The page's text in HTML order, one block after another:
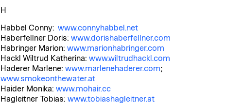
H
Habbel Conny: www.connyhabbel.net
Haberfellner Doris: www.dorishaberfellner.com
Habringer Marion: www.marionhabringer.com
Hackl Wiltrud Katherina: www.wiltrudhackl.com
Haderer Marlene: www.marlenehaderer.com;
www.smokeonthewater.at
Haider Monika: www.mohair.cc
Hagleitner Tobias: www.tobiashagleitner.at